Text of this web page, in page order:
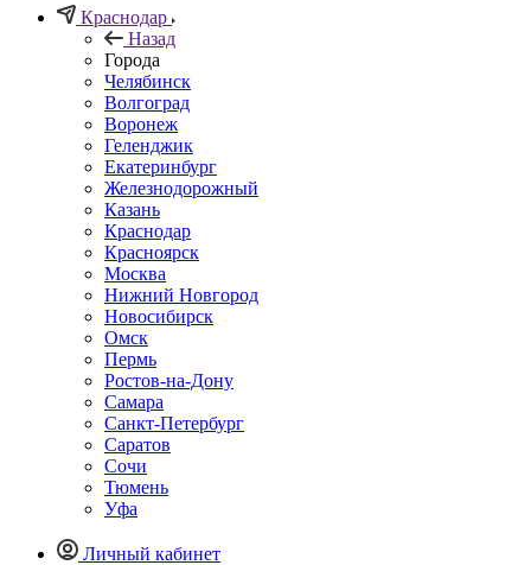
Краснодар
Назад
Города
Челябинск
Волгоград
Воронеж
Геленджик
Екатеринбург
Железнодорожный
Казань
Краснодар
Красноярск
Москва
Нижний Новгород
Новосибирск
Омск
Пермь
Ростов-на-Дону
Самара
Санкт-Петербург
Саратов
Сочи
Тюмень
Уфа
Личный кабинет